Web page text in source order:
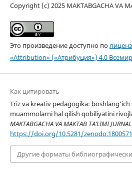
Copyright (c) 2025 MAKTABGACHA VA
Это произведение доступно по
«Attribution» («Атрибуция») 4.0
Как цитировать
Triz va kreativ pedagogika:
muammolarni hal qilish qobiliyatini
MAKTABGACHA VA MAKTAB TA’LIMI
https://doi.org/10.5281/
Другие форматы